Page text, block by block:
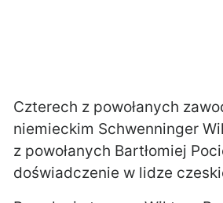
Czterech z powołanych
niemieckim Schwenninger
z powołanych Bartłomiej
doświadczenie w lidze